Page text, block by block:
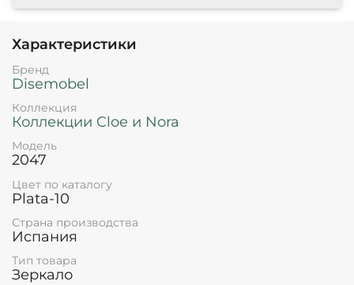
Характеристики
Бренд
Disemobel
Коллекция
Коллекции Cloe и Nora
Модель
2047
Цвет по каталогу
Plata-10
Страна производства
Испания
Тип товара
Зеркало